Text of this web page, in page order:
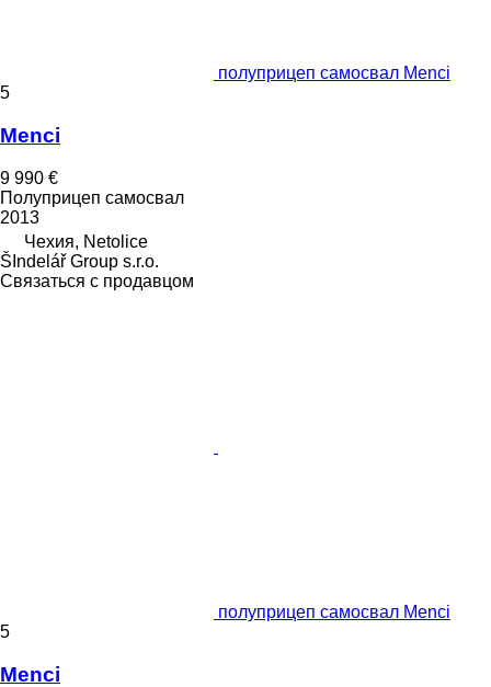
полуприцеп самосвал Menci
5
Menci
9 990 €
Полуприцеп самосвал
2013
Чехия, Netolice
ŠIndelář Group s.r.o.
Связаться с продавцом
полуприцеп самосвал Menci
5
Menci